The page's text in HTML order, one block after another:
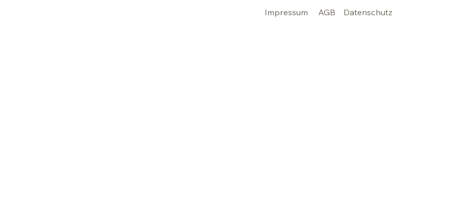
Impressum AGB Datenschutz